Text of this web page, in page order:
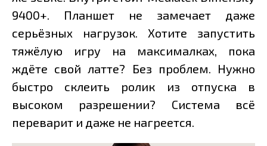
9400+. Планшет не замечает даже
серьёзных нагрузок. Хотите запустить
тяжёлую игру на максималках, пока
ждёте свой латте? Без проблем. Нужно
быстро склеить ролик из отпуска в
высоком разрешении? Система всё
переварит и даже не нагреется.